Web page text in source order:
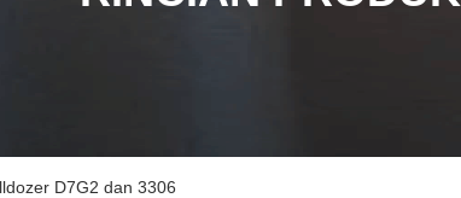
D7G2 dan 3306